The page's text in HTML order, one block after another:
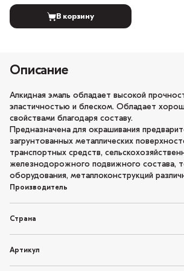
В корзину
Описание
Алкидная эмаль обладает высокой
эластичностью и блеском. Обладает
свойствами благодаря составу.
Предназначена для окрашивания
загрунтованных металлических
транспортных средств,
железнодорожного подвижного состава,
оборудования, металлоконструкций
Производитель
Страна
Артикул